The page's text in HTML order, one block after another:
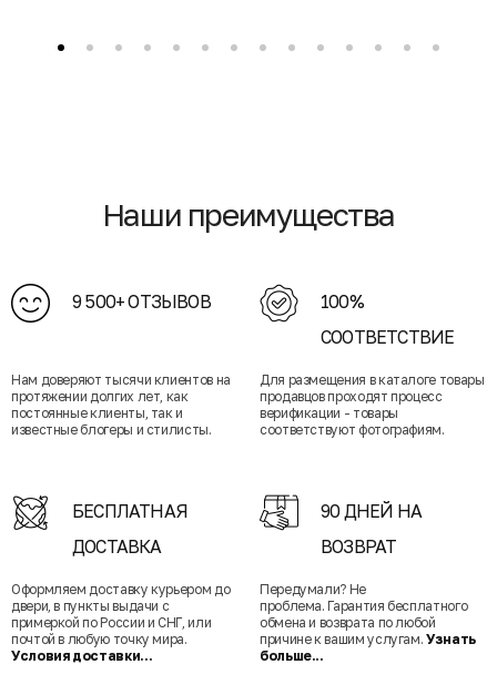
Наши преимущества
9 500+ ОТЗЫВОВ
Нам доверяют тысячи клиентов на
протяжении долгих лет, как
постоянные клиенты, так и
известные блогеры и стилисты.
100%
СООТВЕТСТВИЕ
Для размещения в каталоге товары
продавцов проходят процесс
верификации - товары
соответствуют фотографиям.
БЕСПЛАТНАЯ
ДОСТАВКА
Оформляем доставку курьером до
двери, в пункты выдачи с
примеркой по России и СНГ, или
почтой в любую точку мира.
Условия доставки...
90 ДНЕЙ НА
ВОЗВРАТ
Передумали? Не
проблема. Гарантия бесплатного
обмена и возврата по любой
причине к вашим услугам. Узнать
больше...